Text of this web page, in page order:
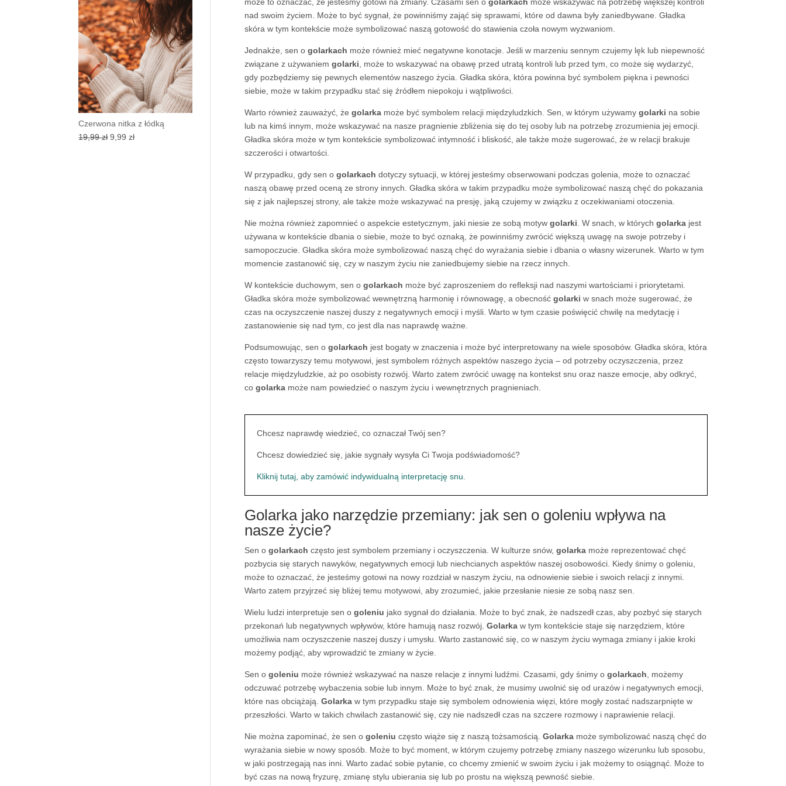
nad swoim życiem. Może to być sygnał, że powinniśmy zająć się sprawami, które od dawna były zaniedbywane. Gładka
skóra w tym kontekście może symbolizować naszą gotowość do stawienia czoła nowym wyzwaniom.
Jednakże, sen o golarkach może również mieć negatywne konotacje. Jeśli w marzeniu sennym czujemy lęk lub niepewność
związane z używaniem golarki , może to wskazywać na obawę przed utratą kontroli lub przed tym, co może się wydarzyć,
gdy pozbędziemy się pewnych elementów naszego życia. Gładka skóra, która powinna być symbolem piękna i pewności
siebie, może w takim przypadku stać się źródłem niepokoju i wątpliwości.
Warto również zauważyć, że golarkamoże być symbolem relacji międzyludzkich. Sen, w którym używamy golarki na sobie
lub na kimś innym, może wskazywać na nasze pragnienie zbliżenia się do tej osoby lub na potrzebę zrozumienia jej emocji.
Gładka skóra może w tym kontekście symbolizować intymność i bliskość, ale także może sugerować, że w relacji brakuje
szczerości i otwartości.
W przypadku, gdy sen o golarkach dotyczy sytuacji, w której jesteśmy obserwowani podczas golenia, może to oznaczać
naszą obawę przed oceną ze strony innych. Gładka skóra w takim przypadku może symbolizować naszą chęć do pokazania
się z jak najlepszej strony, ale także może wskazywać na presję, jaką czujemy w związku z oczekiwaniami otoczenia.
Nie można również zapomnieć o aspekcie estetycznym, jaki niesie ze sobą motyw golarki . W snach, w których golarkajest
używana w kontekście dbania o siebie, może to być oznaką, że powinniśmy zwrócić większą uwagę na swoje potrzeby i
samopoczucie. Gładka skóra może symbolizować naszą chęć do wyrażania siebie i dbania o własny wizerunek. Warto w tym
momencie zastanowić się, czy w naszym życiu nie zaniedbujemy siebie na rzecz innych.
W kontekście duchowym, sen o golarkach może być zaproszeniem do refleksji nad naszymi wartościami i priorytetami.
Gładka skóra może symbolizować wewnętrzną harmonię i równowagę, a obecność golarki w snach może sugerować, że
czas na oczyszczenie naszej duszy z negatywnych emocji i myśli. Warto w tym czasie poświęcić chwilę na medytację i
zastanowienie się nad tym, co jest dla nas naprawdę ważne.
Podsumowując, sen o golarkach jest bogaty w znaczenia i może być interpretowany na wiele sposobów. Gładka skóra, która
często towarzyszy temu motywowi, jest symbolem różnych aspektów naszego życia – od potrzeby oczyszczenia, przez
relacje międzyludzkie, aż po osobisty rozwój. Warto zatem zwrócić uwagę na kontekst snu oraz nasze emocje, aby odkryć,
co golarkamoże nam powiedzieć o naszym życiu i wewnętrznych pragnieniach.
Chcesz naprawdę wiedzieć, co oznaczał Twój sen?
Chcesz dowiedzieć się, jakie sygnały wysyła Ci Twoja podświadomość?
Kliknij tutaj, aby zamówić indywidualną interpretację snu.
Golarka jako narzędzie przemiany: jak sen o goleniu wpływa na
nasze życie?
Sen o golarkach często jest symbolem przemiany i oczyszczenia. W kulturze snów, golarkamoże reprezentować chęć
pozbycia się starych nawyków, negatywnych emocji lub niechcianych aspektów naszej osobowości. Kiedy śnimy o goleniu,
może to oznaczać, że jesteśmy gotowi na nowy rozdział w naszym życiu, na odnowienie siebie i swoich relacji z innymi.
Warto zatem przyjrzeć się bliżej temu motywowi, aby zrozumieć, jakie przesłanie niesie ze sobą nasz sen.
Wielu ludzi interpretuje sen o goleniu jako sygnał do działania. Może to być znak, że nadszedł czas, aby pozbyć się starych
przekonań lub negatywnych wpływów, które hamują nasz rozwój. Golarkaw tym kontekście staje się narzędziem, które
umożliwia nam oczyszczenie naszej duszy i umysłu. Warto zastanowić się, co w naszym życiu wymaga zmiany i jakie kroki
możemy podjąć, aby wprowadzić te zmiany w życie.
Sen o goleniu może również wskazywać na nasze relacje z innymi ludźmi. Czasami, gdy śnimy o golarkach , możemy
odczuwać potrzebę wybaczenia sobie lub innym. Może to być znak, że musimy uwolnić się od urazów i negatywnych emocji,
które nas obciążają. Golarkaw tym przypadku staje się symbolem odnowienia więzi, które mogły zostać nadszarpnięte w
przeszłości. Warto w takich chwilach zastanowić się, czy nie nadszedł czas na szczere rozmowy i naprawienie relacji.
Nie można zapominać, że sen o goleniu często wiąże się z naszą tożsamością. Golarkamoże symbolizować naszą chęć do
wyrażania siebie w nowy sposób. Może to być moment, w którym czujemy potrzebę zmiany naszego wizerunku lub sposobu,
w jaki postrzegają nas inni. Warto zadać sobie pytanie, co chcemy zmienić w swoim życiu i jak możemy to osiągnąć. Może to
być czas na nową fryzurę, zmianę stylu ubierania się lub po prostu na większą pewność siebie.
wynosiła:
19,99 zł.
wynosi:
8,99 zł.
Czerwona nitka z łódką
19,99zł Pierwotna
9,99złAktualna